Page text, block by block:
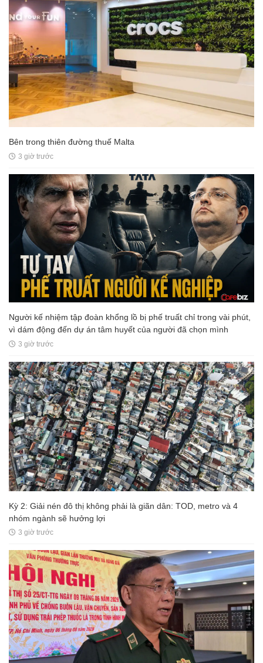
Bên trong thiên đường thuế Malta
3 giờ trước
Người kế nhiệm tập đoàn khổng lồ bị phế truất chỉ trong vài phút,
vì dám động đến dự án tâm huyết của người đã chọn mình
3 giờ trước
Kỳ 2: Giải nén đô thị không phải là giãn dân: TOD, metro và 4
nhóm ngành sẽ hưởng lợi
3 giờ trước